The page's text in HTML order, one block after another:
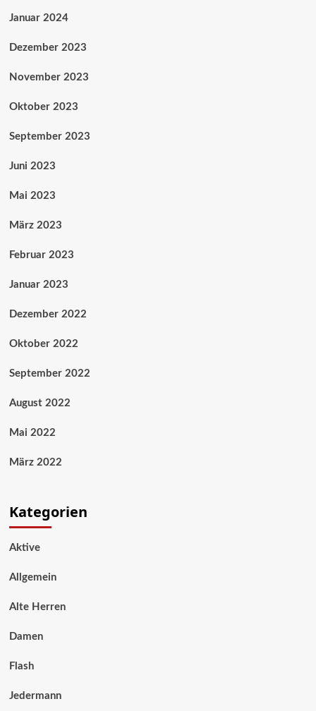
Januar 2024
Dezember 2023
November 2023
Oktober 2023
September 2023
Juni 2023
Mai 2023
März 2023
Februar 2023
Januar 2023
Dezember 2022
Oktober 2022
September 2022
August 2022
Mai 2022
März 2022
Kategorien
Aktive
Allgemein
Alte Herren
Damen
Flash
Jedermann